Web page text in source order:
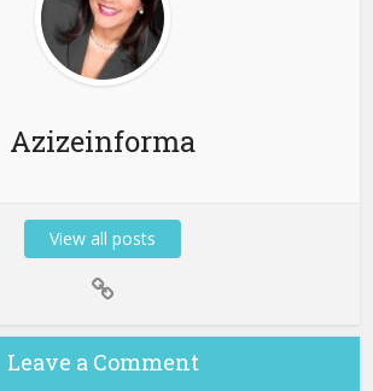
Azizeinforma
View all posts
Leave a Comment